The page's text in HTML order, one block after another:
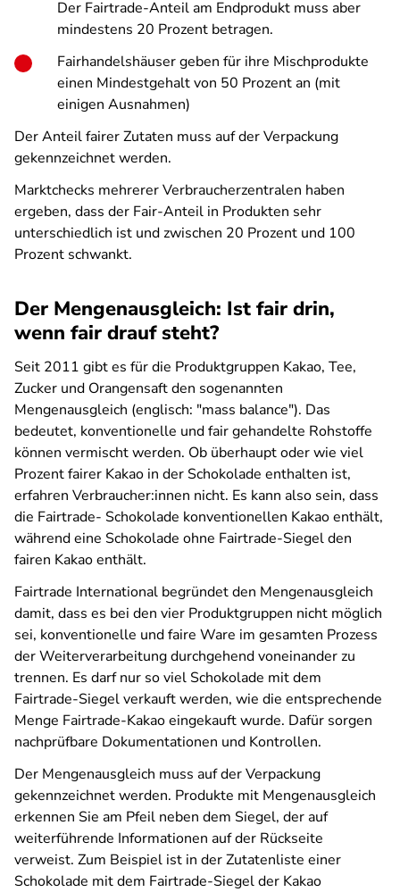
Der Fairtrade-Anteil am Endprodukt muss aber
mindestens 20 Prozent betragen.
Fairhandelshäuser geben für ihre Mischprodukte
einen Mindestgehalt von 50 Prozent an (mit
einigen Ausnahmen)
Der Anteil fairer Zutaten muss auf der Verpackung
gekennzeichnet werden.
Marktchecks mehrerer Verbraucherzentralen haben
ergeben, dass der Fair-Anteil in Produkten sehr
unterschiedlich ist und zwischen 20 Prozent und 100
Prozent schwankt.
Der Mengenausgleich: Ist fair drin,
wenn fair drauf steht?
Seit 2011 gibt es für die Produktgruppen Kakao, Tee,
Zucker und Orangensaft den sogenannten
Mengenausgleich (englisch: "mass balance"). Das
bedeutet, konventionelle und fair gehandelte Rohstoffe
können vermischt werden. Ob überhaupt oder wie viel
Prozent fairer Kakao in der Schokolade enthalten ist,
erfahren Verbraucher:innen nicht. Es kann also sein, dass
die Fairtrade- Schokolade konventionellen Kakao enthält,
während eine Schokolade ohne Fairtrade-Siegel den
fairen Kakao enthält.
Fairtrade International begründet den Mengenausgleich
damit, dass es bei den vier Produktgruppen nicht möglich
sei, konventionelle und faire Ware im gesamten Prozess
der Weiterverarbeitung durchgehend voneinander zu
trennen. Es darf nur so viel Schokolade mit dem
Fairtrade-Siegel verkauft werden, wie die entsprechende
Menge Fairtrade-Kakao eingekauft wurde. Dafür sorgen
nachprüfbare Dokumentationen und Kontrollen.
Der Mengenausgleich muss auf der Verpackung
gekennzeichnet werden. Produkte mit Mengenausgleich
erkennen Sie am Pfeil neben dem Siegel, der auf
weiterführende Informationen auf der Rückseite
verweist. Zum Beispiel ist in der Zutatenliste einer
Schokolade mit dem Fairtrade-Siegel der Kakao